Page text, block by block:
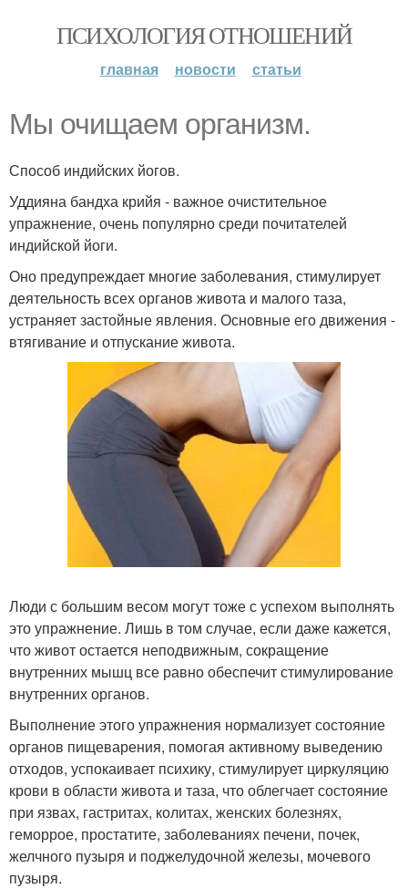
ПСИХОЛОГИЯ ОТНОШЕНИЙ
главная новости статьи
Мы очищаем организм.
Способ индийских йогов.
Уддияна бандха крийя - важное очистительное
упражнение, очень популярно среди почитателей
индийской йоги.
Оно предупреждает многие заболевания, стимулирует
деятельность всех органов живота и малого таза,
устраняет застойные явления. Основные его движения -
втягивание и отпускание живота.
Люди с большим весом могут тоже с успехом выполнять
это упражнение. Лишь в том случае, если даже кажется,
что живот остается неподвижным, сокращение
внутренних мышц все равно обеспечит стимулирование
внутренних органов.
Выполнение этого упражнения нормализует состояние
органов пищеварения, помогая активному выведению
отходов, успокаивает психику, стимулирует циркуляцию
крови в области живота и таза, что облегчает состояние
при язвах, гастритах, колитах, женских болезнях,
геморрое, простатите, заболеваниях печени, почек,
желчного пузыря и поджелудочной железы, мочевого
пузыря.